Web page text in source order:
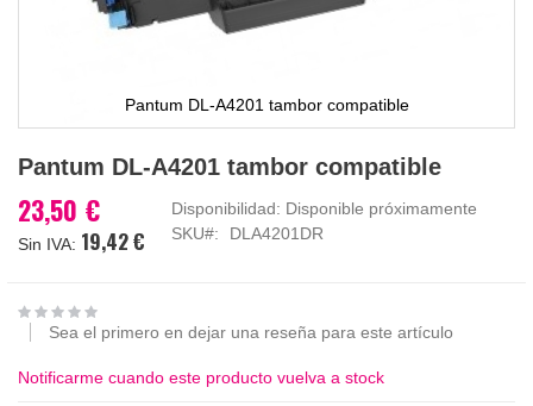
Pantum DL-A4201 tambor compatible
al
de
la
imágenes
Pantum DL-A4201 tambor compatible
23,50 €
19,42 €
Disponibilidad: Disponible próximamente
SKU
DLA4201DR
Sea el primero en dejar una reseña para este artículo
Notificarme cuando este producto vuelva a stock